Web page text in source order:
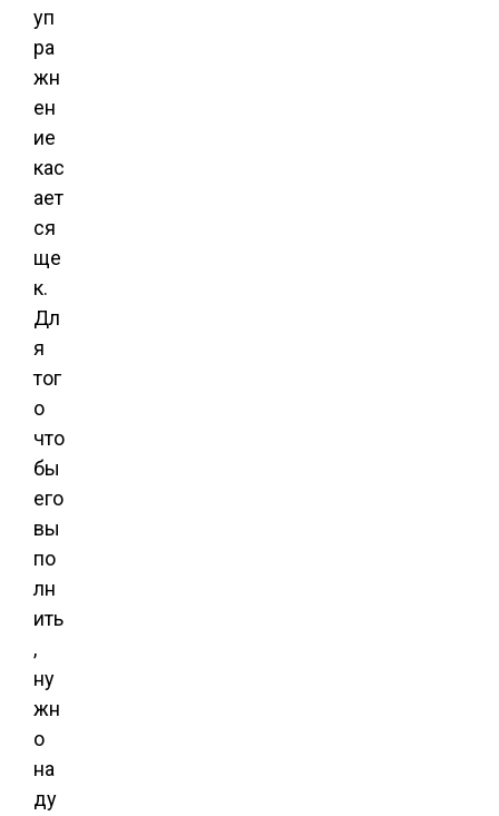
уп
ра
жн
ен
ие
кас
ает
ся
ще
к.
Дл
я
тог
о
что
бы
его
вы
по
лн
ить
,
ну
жн
о
на
ду